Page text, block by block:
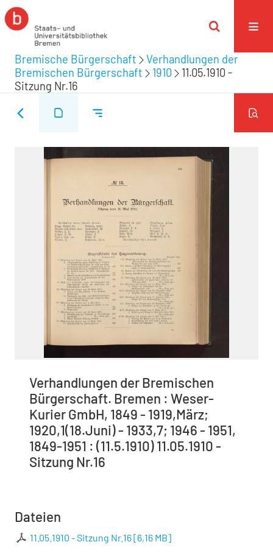
Bremische Bürgerschaft
Verhandlungen der
Bremischen Bürgerschaft
1910
11.05.1910 -
Sitzung Nr.16
Verhandlungen der Bremischen
Bürgerschaft. Bremen : Weser-
Kurier GmbH, 1849 - 1919,März;
1920,1(18.Juni) - 1933,7; 1946 - 1951,
1849-1951 : (11.5.1910) 11.05.1910 -
Sitzung Nr.16
Dateien
11.05.1910 - Sitzung Nr.16[6,16 MB]